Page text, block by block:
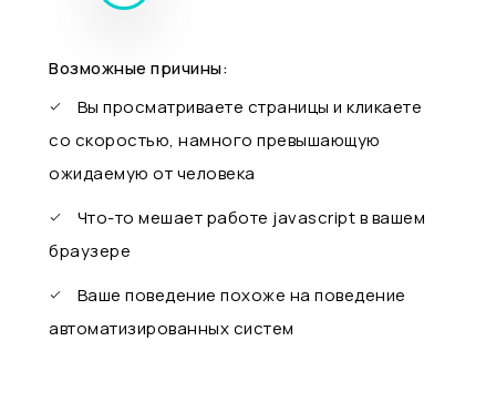
Возможные причины:
Вы просматриваете страницы и кликаете
со скоростью, намного превышающую
ожидаемую от человека
Что-то мешает работе javascript в вашем
браузере
Ваше поведение похоже на поведение
автоматизированных систем